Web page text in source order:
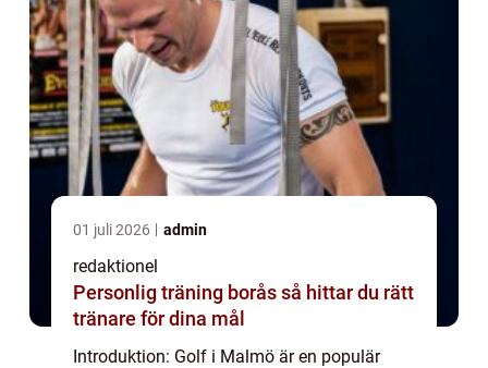
01 juli 2026 admin
redaktionel
Personlig träning borås så hittar du rätt
tränare för dina mål
Introduktion: Golf i Malmö är en populär